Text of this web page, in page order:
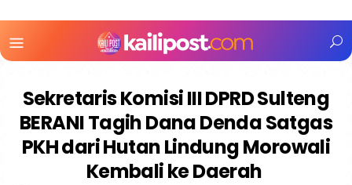
Mobile
Sekretaris Komisi III DPRD Sulteng
BERANI Tagih Dana Denda Satgas
PKH dari Hutan Lindung Morowali
Kembali ke Daerah